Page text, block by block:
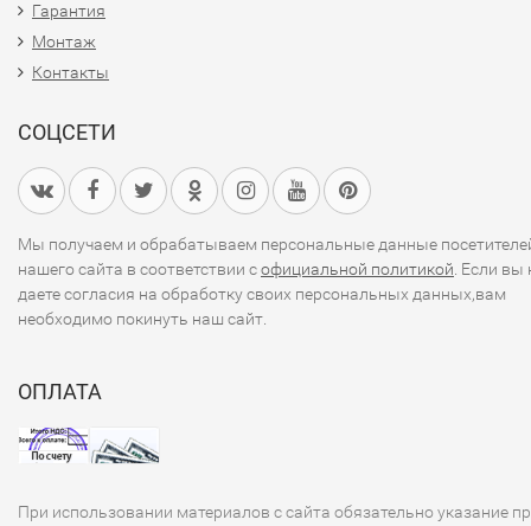
Гарантия
Монтаж
Контакты
СОЦСЕТИ
Мы получаем и обрабатываем персональные данные
нашего сайта в соответствии софициальной политикой . Если вы
даете согласия на обработку своих персональных данных,вам
необходимо покинуть наш сайт.
ОПЛАТА
При использовании материалов с сайта обязательно указание